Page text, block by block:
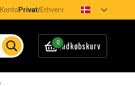
Konto Privat/Erhverv
0Indkøbskurv